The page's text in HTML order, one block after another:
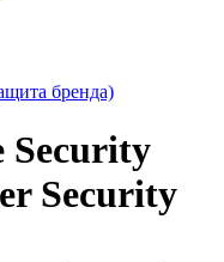
бренда)
Security
Security